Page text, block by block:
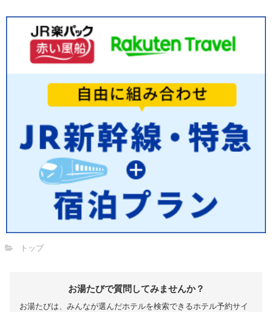
トップ
お湯たびで質問してみませんか？
お湯たびは、みんなが選んだホテルを検索できるホテル予約サイ